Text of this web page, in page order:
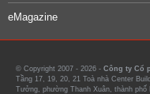
eMagazine
© Copyright 2007 - 2026 - Công ty Cổ
Tầng 17, 19, 20, 21 Toà nhà Center
Tưởng, phường Thanh Xuân, thành phố